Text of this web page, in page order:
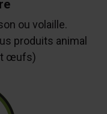
ou volaille.
produits animal
œufs)